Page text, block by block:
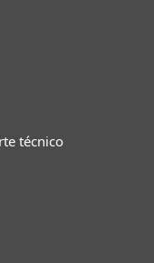
técnico